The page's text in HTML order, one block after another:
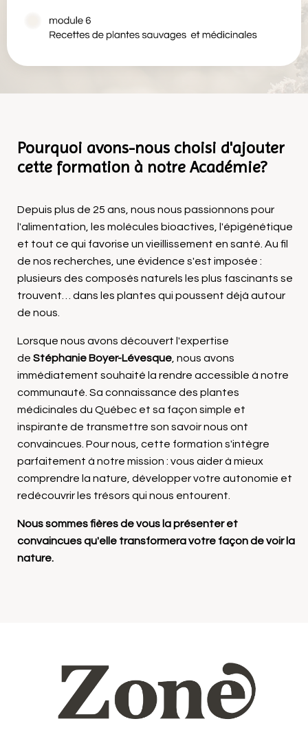
Pourquoi avons-nous choisi d'ajouter
cette formation à notre Académie?
Depuis plus de 25 ans, nous nous passionnons pour
l'alimentation, les molécules bioactives, l'épigénétique
et tout ce qui favorise un vieillissement en santé. Au fil
de nos recherches, une évidence s'est imposée :
plusieurs des composés naturels les plus fascinants se
trouvent… dans les plantes qui poussent déjà autour
de nous.
Lorsque nous avons découvert l'expertise
de Stéphanie Boyer-Lévesque, nous avons
immédiatement souhaité la rendre accessible à notre
communauté. Sa connaissance des plantes
médicinales du Québec et sa façon simple et
inspirante de transmettre son savoir nous ont
convaincues. Pour nous, cette formation s'intègre
parfaitement à notre mission : vous aider à mieux
comprendre la nature, développer votre autonomie et
redécouvrir les trésors qui nous entourent.
Nous sommes fières de vous la présenter et
convaincues qu'elle transformera votre façon de voir la
nature.